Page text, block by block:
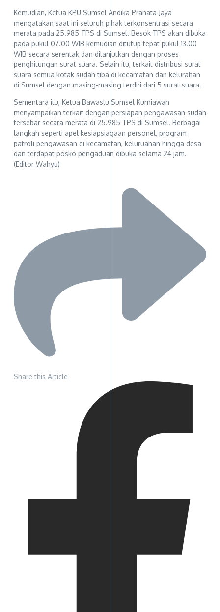
Kemudian, Ketua KPU Sumsel Andika Pranata Jaya
mengatakan saat ini seluruh pihak terkonsentrasi secara
merata pada 25.985 TPS di Sumsel. Besok TPS akan dibuka
pada pukul 07.00 WIB kemudian ditutup tepat pukul 13.00
WIB secara serentak dan dilanjutkan dengan proses
penghitungan surat suara. Selain itu, terkait distribusi surat
suara semua kotak sudah tiba di kecamatan dan kelurahan
di Sumsel dengan masing-masing terdiri dari 5 surat suara.
Sementara itu, Ketua Bawaslu Sumsel Kurniawan
menyampaikan terkait dengan persiapan pengawasan sudah
tersebar secara merata di 25.985 TPS di Sumsel. Berbagai
langkah seperti apel kesiapsiagaan personel, program
patroli pengawasan di kecamatan, keluruahan hingga desa
dan terdapat posko pengaduan dibuka selama 24 jam.
(Editor Wahyu)
Share this Article